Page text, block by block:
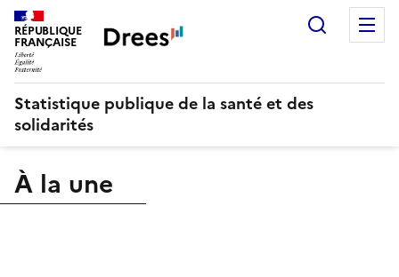
RÉPUBLIQUE
FRANÇAISE
Statistique publique de la santé et des
solidarités
À la une